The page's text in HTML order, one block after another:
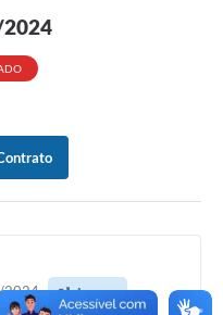
2024
2024
Acessar